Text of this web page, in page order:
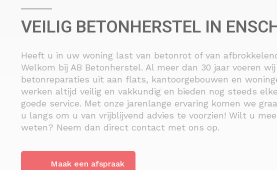
VEILIG BETONHERSTEL IN
Heeft u in uw woning last van betonrot of van
Welkom bij AB Betonherstel. Al meer dan 30 jaar voeren wij
betonreparaties uit aan flats, kantoorgebouwen en
werken altijd veilig en vakkundig en bieden nog steeds
goede service. Met onze jarenlange ervaring komen we
u langs om u van vrijblijvend advies te voorzien! Wilt u
weten? Neem dan direct contact met ons op.
Maak een afspraak